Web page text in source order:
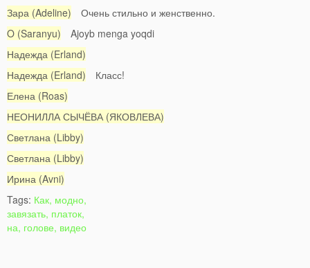
Зара (Adeline) Очень стильно и женственно.
O (Saranyu) Ajoyb menga yoqdi
Надежда (Erland)
Надежда (Erland) Класс!
Елена (Roas)
НЕОНИЛЛА СЫЧЁВА (ЯКОВЛЕВА)
Светлана (Libby)
Светлана (Libby)
Ирина (Avni)
Tags: Как, модно,
завязать, платок,
на, голове, видео